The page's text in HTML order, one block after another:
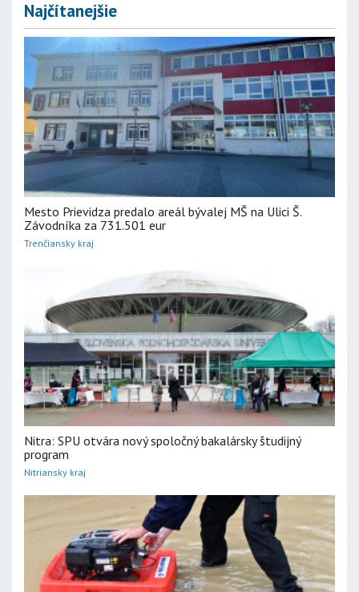
Najčítanejšie
Mesto Prievidza predalo areál bývalej MŠ na Ulici Š.
Závodníka za 731.501 eur
Trenčiansky kraj
Nitra: SPU otvára nový spoločný bakalársky študijný
program
Nitriansky kraj